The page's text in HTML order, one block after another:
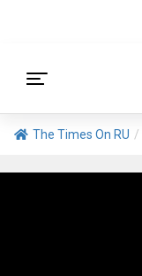
The Times On RU /